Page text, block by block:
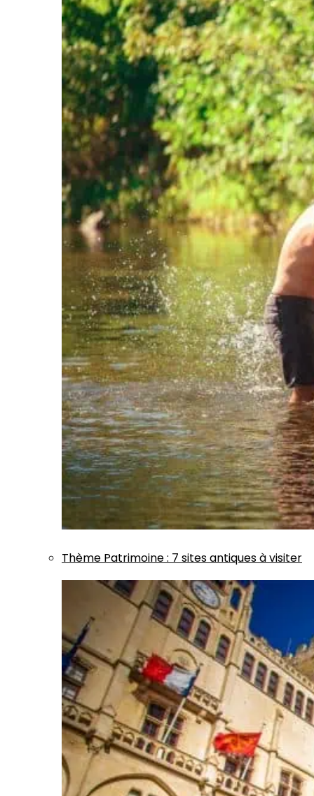
Thème Patrimoine: 7 sites antiques à visiter